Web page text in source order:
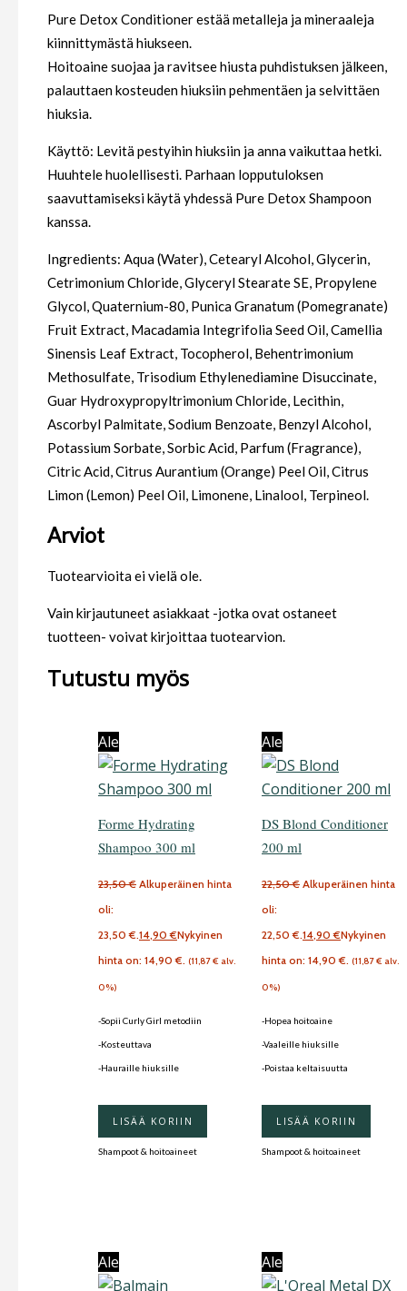
Pure Detox Conditioner estää metalleja ja mineraaleja
kiinnittymästä hiukseen.
Hoitoaine suojaa ja ravitsee hiusta puhdistuksen jälkeen,
palauttaen kosteuden hiuksiin pehmentäen ja selvittäen
hiuksia.
Käyttö: Levitä pestyihin hiuksiin ja anna vaikuttaa hetki.
Huuhtele huolellisesti. Parhaan lopputuloksen
saavuttamiseksi käytä yhdessä Pure Detox Shampoon
kanssa.
Ingredients: Aqua (Water), Cetearyl Alcohol, Glycerin,
Cetrimonium Chloride, Glyceryl Stearate SE, Propylene
Glycol, Quaternium-80, Punica Granatum (Pomegranate)
Fruit Extract, Macadamia Integrifolia Seed Oil, Camellia
Sinensis Leaf Extract, Tocopherol, Behentrimonium
Methosulfate, Trisodium Ethylenediamine Disuccinate,
Guar Hydroxypropyltrimonium Chloride, Lecithin,
Ascorbyl Palmitate, Sodium Benzoate, Benzyl Alcohol,
Potassium Sorbate, Sorbic Acid, Parfum (Fragrance),
Citric Acid, Citrus Aurantium (Orange) Peel Oil, Citrus
Limon (Lemon) Peel Oil, Limonene, Linalool, Terpineol.
Arviot
Tuotearvioita ei vielä ole.
Vain kirjautuneet asiakkaat -jotka ovat ostaneet
tuotteen- voivat kirjoittaa tuotearvion.
Tutustu myös
Ale
Forme Hydrating
Shampoo 300 ml
23,50€ Alkuperäinen hinta
oli:
23,50 €. 14,90€Nykyinen
hinta on: 14,90 €.
(11,87€ alv.
0%)
-Sopii Curly Girl metodiin
-Kosteuttava
-Hauraille hiuksille
LISÄÄ KORIIN
Shampoot & hoitoaineet
Ale
DS Blond Conditioner
200 ml
22,50€ Alkuperäinen hinta
oli:
22,50 €. 14,90€Nykyinen
hinta on: 14,90 €.
(11,87€ alv.
0%)
-Hopea hoitoaine
-Vaaleille hiuksille
-Poistaa keltaisuutta
LISÄÄ KORIIN
Shampoot & hoitoaineet
Ale Ale